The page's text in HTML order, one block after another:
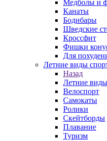
Медболы и
Канаты
Бодибары
Шведские
Кроссфит
Фишки
Для
Летние виды
Назад
Летние
Велоспорт
Самокаты
Ролики
Скейтборды
Плавание
Туризм